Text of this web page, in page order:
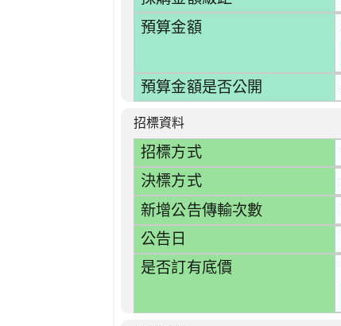
預算金額
預算金額是否公開
招標資料
招標方式
決標方式
新增公告傳輸次數
公告日
是否訂有底價